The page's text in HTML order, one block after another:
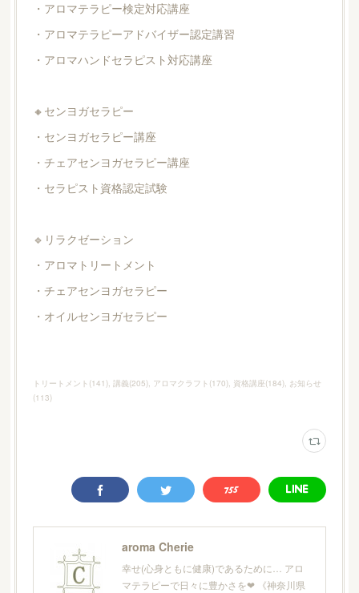
・アロマテラピー検定対応講座
・アロマテラピーアドバイザー認定講習
・アロマハンドセラピスト対応講座
🔸センヨガセラピー
・センヨガセラピー講座
・チェアセンヨガセラピー講座
・セラピスト資格認定試験
🔹リラクゼーション
・アロマトリートメント
・チェアセンヨガセラピー
・オイルセンヨガセラピー
トリートメント (141) 講義(205) アロマクラフト (170) 資格講座(184) お知らせ
(113)
aroma Cherie
幸せ(心身ともに健康)であるために… アロ
マテラピーで日々に豊かさを❤︎ 《神奈川県